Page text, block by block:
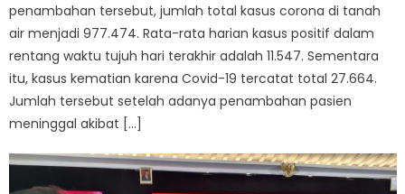
penambahan tersebut, jumlah total kasus corona di tanah
air menjadi 977.474. Rata-rata harian kasus positif dalam
rentang waktu tujuh hari terakhir adalah 11.547. Sementara
itu, kasus kematian karena Covid-19 tercatat total 27.664.
Jumlah tersebut setelah adanya penambahan pasien
meninggal akibat […]